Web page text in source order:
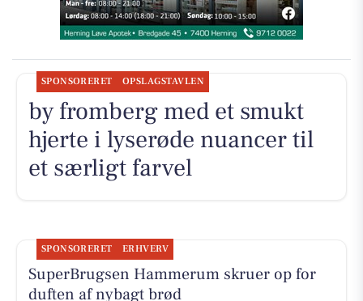
SPONSORERET OPSLAGSTAVLEN
by fromberg med et smukt
hjerte i lyserøde nuancer til
et særligt farvel
SPONSORERET ERHVERV
SuperBrugsen Hammerum skruer op for
duften af nybagt brød